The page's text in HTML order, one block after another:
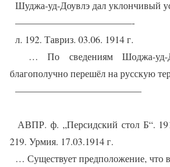
Шуджа-уд-Доувлэ дал уклончивый
————————————-
л. 192. Тавриз. 03.06. 1914 г.
… По сведениям Шоджа-уд-
благополучно перешёл на русскую
—————————————
АВПР. ф. „Персидский стол Б“.
219. Урмия. 17.03.1914 г.
… Существует предположение, что